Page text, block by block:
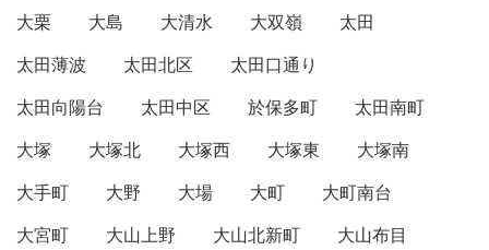
大栗
大島 大清水 大双嶺
太田
太田薄波
太田北区
太田口通り
太田向陽台
太田中区 於保多町
太田南町
大塚
大塚北 大塚西 大塚東
大塚南
大手町
大野 大場 大町
大町南台
大宮町
大山上野 大山北新町
大山布目